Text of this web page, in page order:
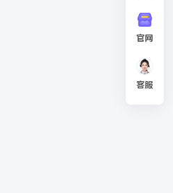
官网
客服